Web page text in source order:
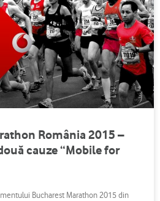
România 2015 –
for
Bucharest Marathon 2015 din